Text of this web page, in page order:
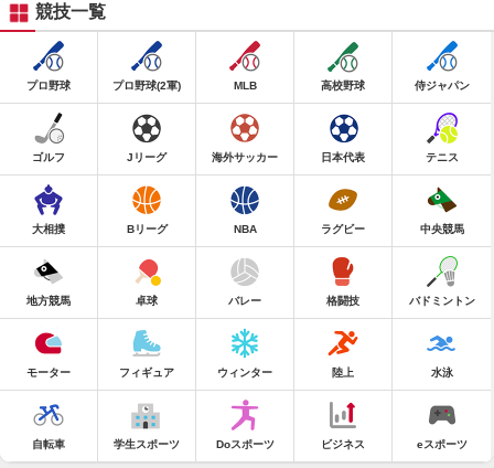
競技一覧
プロ野球 プロ野球(2軍) MLB 高校野球 侍ジャパン
ゴルフ Jリーグ 海外サッカー 日本代表 テニス
大相撲 Bリーグ NBA ラグビー 中央競馬
地方競馬 卓球 バレー 格闘技 バドミントン
モーター フィギュア ウィンター 陸上 水泳
自転車 学生スポーツ Doスポーツ ビジネス eスポーツ